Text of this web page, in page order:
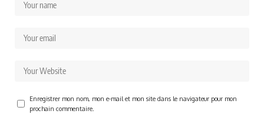
Enregistrer mon nom, mon e-mail et mon site dans le navigateur pour mon
prochain commentaire.